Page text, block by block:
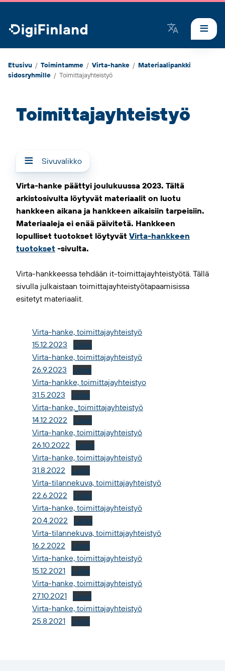
DigiFinland
Etusivu / Toimintamme / Virta-hanke / Materiaalipankki
sidosryhmille / Toimittajayhteistyö
Toimittajayhteistyö
Sivuvalikko
Virta-hanke päättyi joulukuussa 2023. Tältä
arkistosivulta löytyvät materiaalit on luotu
hankkeen aikana ja hankkeen aikaisiin tarpeisiin.
Materiaaleja ei enää päivitetä. Hankkeen
lopulliset tuotokset löytyvät Virta-hankkeen
tuotokset -sivulta.
Virta-hankkeessa tehdään it-toimittajayhteistyötä. Tällä
sivulla julkaistaan toimittajayhteistyötapaamisissa
esitetyt materiaalit.
Virta-hanke, toimittajayhteistyö
15.12.2023
Lataa
Virta-hanke, toimittajayhteistyö
26.9.2023
Lataa
Virta-hankke, toimittajayhteistyo
31.5.2023
Lataa
Virta-hanke,_toimittajayhteistyö
14.12.2022
Lataa
Virta-hanke, toimittajayhteistyö
26.10.2022
Lataa
Virta-hanke, toimittajayhteistyö
31.8.2022
Lataa
Virta-tilannekuva, toimittajayhteistyö
22.6.2022
Lataa
Virta-hanke, toimittajayhteistyö
20.4.2022
Lataa
Virta-tilannekuva, toimittajayhteistyö
16.2.2022
Lataa
Virta-hanke, toimittajayhteistyö
15.12.2021
Lataa
Virta-hanke, toimittajayhteistyö
27.10.2021
Lataa
Virta-hanke, toimittajayhteistyö
25.8.2021
Lataa